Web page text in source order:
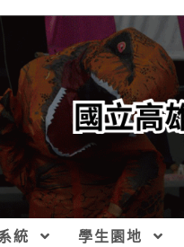
統 學生園地